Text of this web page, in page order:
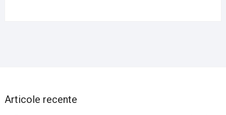
Articole recente